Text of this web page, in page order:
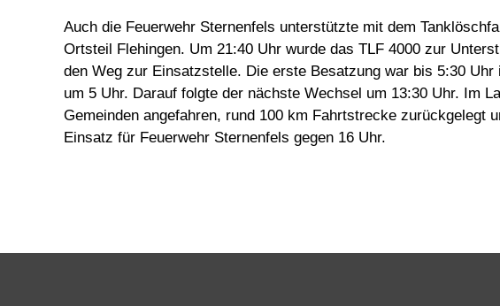
Auch die Feuerwehr Sternenfels unterstützte mit dem
Ortsteil Flehingen. Um 21:40 Uhr wurde das TLF 4000 zur
den Weg zur Einsatzstelle. Die erste Besatzung war bis 5:30
um 5 Uhr. Darauf folgte der nächste Wechsel um 13:30 Uhr. Im
Gemeinden angefahren, rund 100 km Fahrtstrecke zurückgelegt
Einsatz für Feuerwehr Sternenfels gegen 16 Uhr.